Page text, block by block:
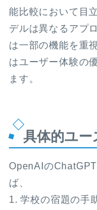
能比較において目
デルは異なるアプ
は一部の機能を重
はユーザー体験の
ます。
具体的ユー
OpenAIの
ば、
1. 学校の宿題の手